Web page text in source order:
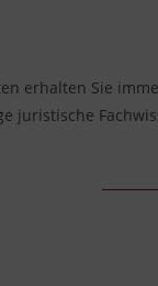
erhalten Sie
juristische